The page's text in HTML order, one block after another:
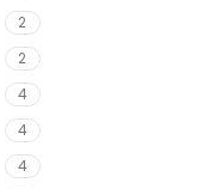
2
2
4
4
4